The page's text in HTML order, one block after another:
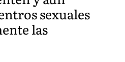
sexuales
las